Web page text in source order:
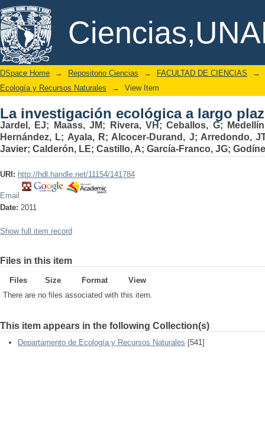
La investigación ecológica a largo
DSpace/Manakin Repository
DSpace Home → Repositorio Ciencias → FACULTAD DE CIENCIAS
→
Ecología y Recursos Naturales
→ View Item
La investigación ecológica a largo
Jardel, EJ; Maass, JM; Rivera, VH ;Ceballos, G;
Hernández, L; Ayala, R; Alcocer-Durand, J; Arredondo,
Javier; Calderón, LE; Castillo, A; García-Franco, JG;
URI: http://hdl.handle.net/11154/141784
Email
Date: 2011
Show full item record
Files in this item
Files Size Format
View
There are no files associated with this item.
This item appears in the following Collection(s)
Departamento de Ecología y Recursos Naturales [541]